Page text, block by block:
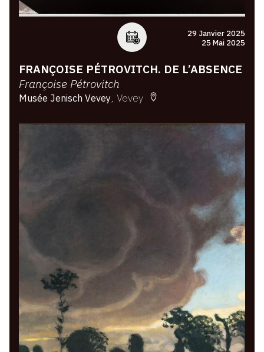
29 Janvier 2025
25 Mai 2025
FRANÇOISE PÉTROVITCH. DE L’ABSENCE
Françoise Pétrovitch
Musée Jenisch Vevey Vevey